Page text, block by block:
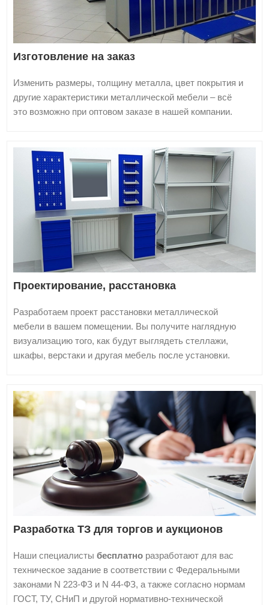
Изготовление на заказ
Изменить размеры, толщину металла, цвет покрытия и
другие характеристики металлической мебели – всё
это возможно при оптовом заказе в нашей компании.
Проектирование, расстановка
Разработаем проект расстановки металлической
мебели в вашем помещении. Вы получите наглядную
визуализацию того, как будут выглядеть стеллажи,
шкафы, верстаки и другая мебель после установки.
Разработка ТЗ для торгов и аукционов
Наши специалистыбесплатно разработают для вас
техническое задание в соответствии с Федеральными
законами N 223-ФЗ и N 44-ФЗ, а также согласно нормам
ГОСТ, ТУ, СНиП и другой нормативно-технической